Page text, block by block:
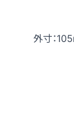
外寸：